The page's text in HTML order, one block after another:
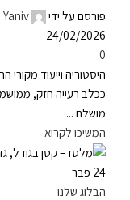
פורסם על ידי
Yaniv
24/02/2026
0
ככלב רעייה חזק,
מושלם ...
המשיכו לקרוא
24 פבר
הבלוג שלנו